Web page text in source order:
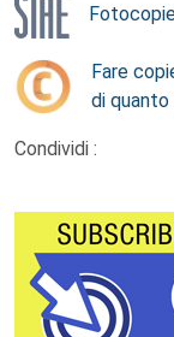
Fare
di quanto
Condividi :